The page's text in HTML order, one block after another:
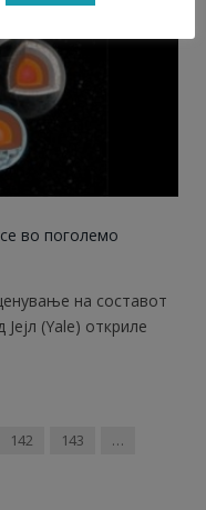
во поголемо
на составот
(Yale) откриле
142 143
…